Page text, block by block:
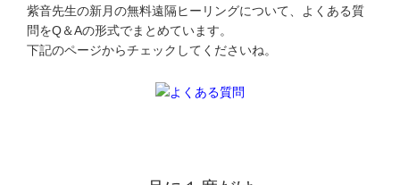
紫音先生の新月の無料遠隔ヒーリングについて、よくある質
問をQ＆Aの形式でまとめています。
下記のページからチェックしてくださいね。